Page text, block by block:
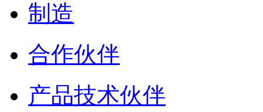
制造
合作伙伴
产品技术伙伴